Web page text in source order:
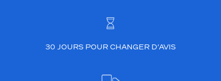
30 JOURS POUR CHANGER D’AVIS